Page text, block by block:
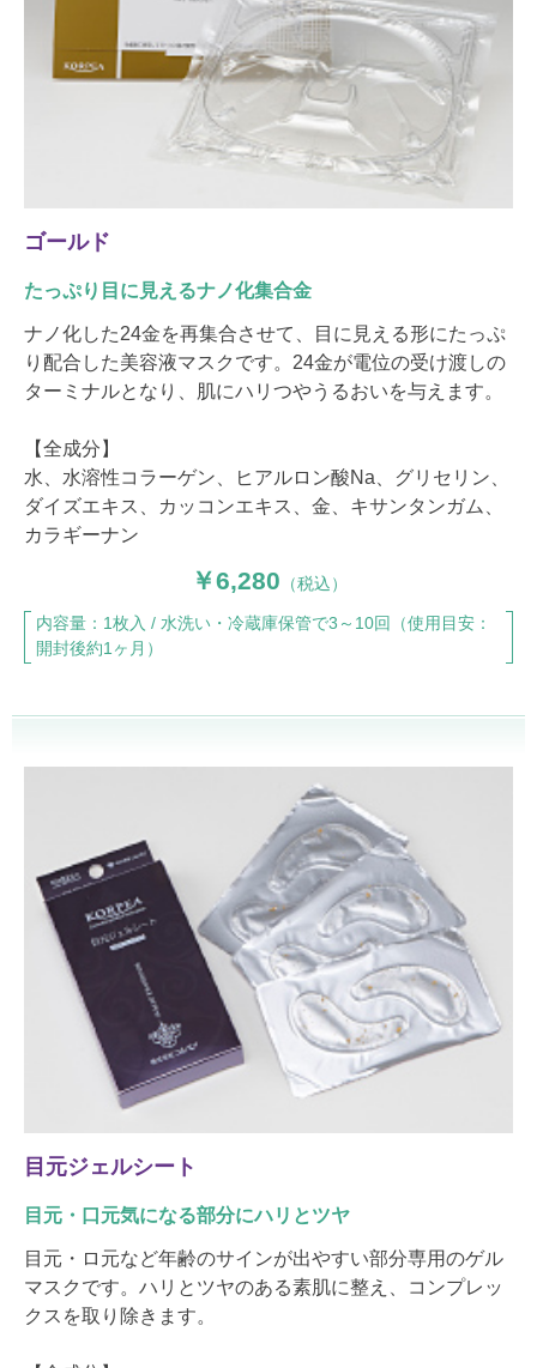
ゴールド
たっぷり目に見えるナノ化集合金
ナノ化した24金を再集合させて、目に見える形にたっぷ
り配合した美容液マスクです。24金が電位の受け渡しの
ターミナルとなり、肌にハリつやうるおいを与えます。
【全成分】
水、水溶性コラーゲン、ヒアルロン酸Na、グリセリン、
ダイズエキス、カッコンエキス、金、キサンタンガム、
カラギーナン
6,280 （税込）
内容量：1枚入 / 水洗い・冷蔵庫保管で3～10回（使用目安：
開封後約1ヶ月）
目元ジェルシート
目元・口元気になる部分にハリとツヤ
目元・ロ元など年齢のサインが出やすい部分専用のゲル
マスクです。ハリとツヤのある素肌に整え、コンプレッ
クスを取り除きます。